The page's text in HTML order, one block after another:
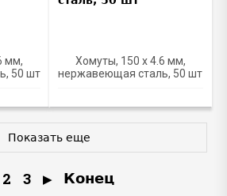
мм,
50 шт
Хомуты, 150 х 4.6 мм,
нержавеющая сталь, 50 шт
Показать еще
2 3 Конец